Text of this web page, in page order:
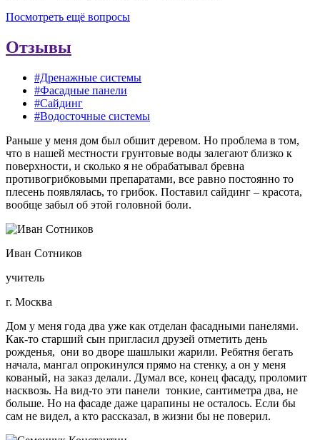
Посмотреть ещё вопросы
Отзывы
#Дренажные системы
#Фасадные панели
#Сайдинг
#Водосточные системы
Раньше у меня дом был обшит деревом. Но проблема в том,
что в нашей местности грунтовые воды залегают близко к
поверхности, и сколько я не обрабатывал бревна
противогрибковыми препаратами, все равно постоянно то
плесень появлялась, то грибок. Поставил сайдинг – красота,
вообще забыл об этой головной боли.
Иван Сотников
учитель
г. Москва
Дом у меня года два уже как отделан фасадными панелями.
Как-то старший сын пригласил друзей отметить день
рожденья, они во дворе шашлыки жарили. Ребятня бегать
начала, мангал опрокинулся прямо на стенку, а он у меня
кованый, на заказ делали. Думал все, конец фасаду, проломит
насквозь. На вид-то эти панели тонкие, сантиметра два, не
больше. Но на фасаде даже царапины не осталось. Если бы
сам не видел, а кто рассказал, в жизни бы не поверил.